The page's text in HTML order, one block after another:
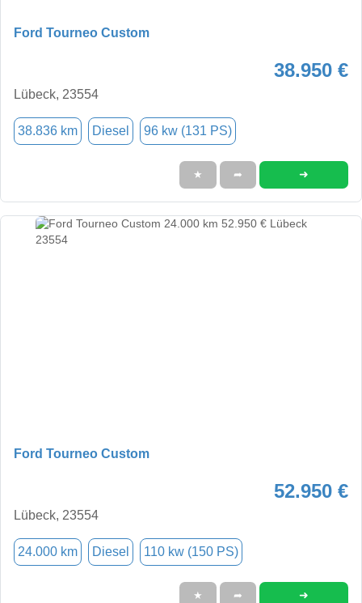
Ford Tourneo Custom
38.950 €
Lübeck, 23554
38.836 km Diesel 96 kw (131 PS)
★ ➦ ➜
Ford Tourneo Custom
52.950 €
Lübeck, 23554
24.000 km Diesel 110 kw (150 PS)
★ ➦ ➜